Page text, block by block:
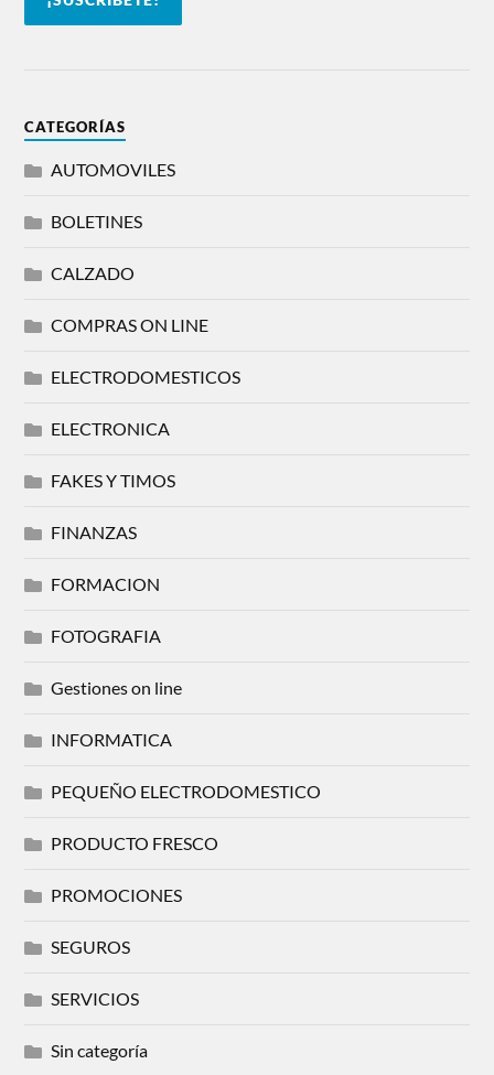
CATEGORÍAS
AUTOMOVILES
BOLETINES
CALZADO
COMPRAS ON LINE
ELECTRODOMESTICOS
ELECTRONICA
FAKES Y TIMOS
FINANZAS
FORMACION
FOTOGRAFIA
Gestiones on line
INFORMATICA
PEQUEÑO ELECTRODOMESTICO
PRODUCTO FRESCO
PROMOCIONES
SEGUROS
SERVICIOS
Sin categoría